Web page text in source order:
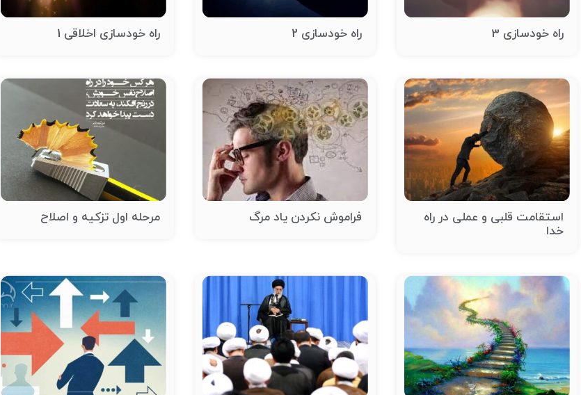
راه خودسازی 3 راه خودسازی 2 راه خودسازی اخلاقی 1
استقامت قلبی و عملی در راه
خدا
فراموش نکردن یاد مرگ مرحله اول تزکیه و اصلاح